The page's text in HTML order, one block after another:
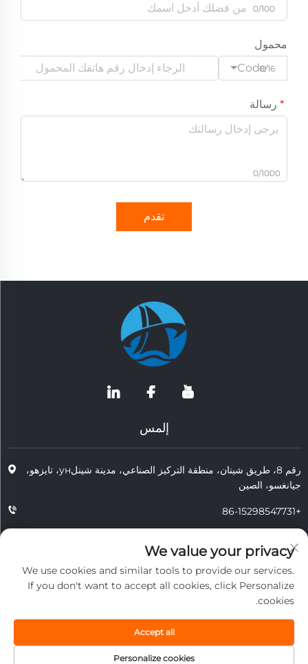
0/100
محمول
Code0/16
رسالة
0/1000
تقدم
إلمس
رقم 8، طريق شينان، منطقة التركيز الصناعي، مدينة شينلун، تايزهو،
جيانغسو، الصين
+86-15298547731
الخصوصية
We value your privacy
We use cookies and similar tools to provide our services.
If you don't want to accept all cookies, click Personalize
cookies.
Personalize cookies
Accept all